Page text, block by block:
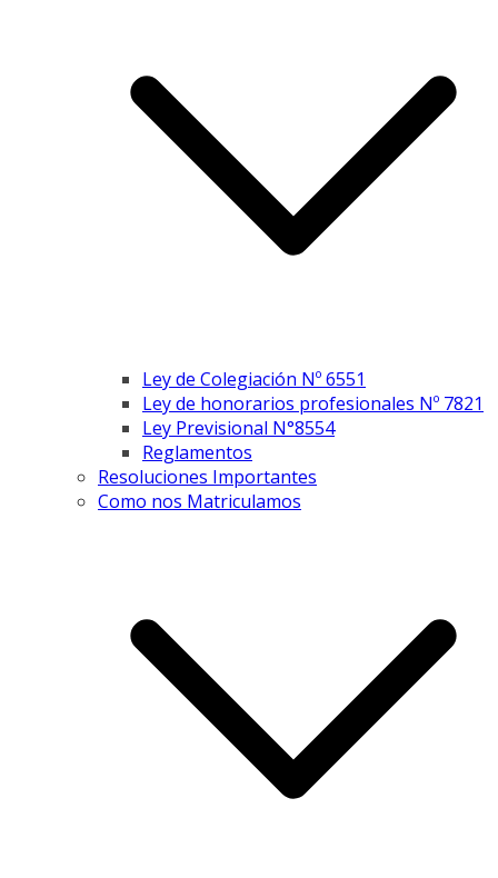
Ley de Colegiación Nº 6551
Ley de honorarios profesionales Nº 7821
Ley Previsional N°8554
Reglamentos
Resoluciones Importantes
Como nos Matriculamos